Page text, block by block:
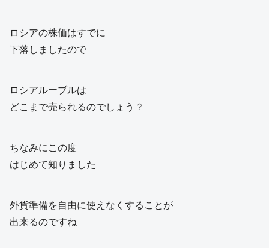
ロシアの株価はすでに
下落しましたので
ロシアルーブルは
どこまで売られるのでしょう？
ちなみにこの度
はじめて知りました
外貨準備を自由に使えなくすることが
出来るのですね